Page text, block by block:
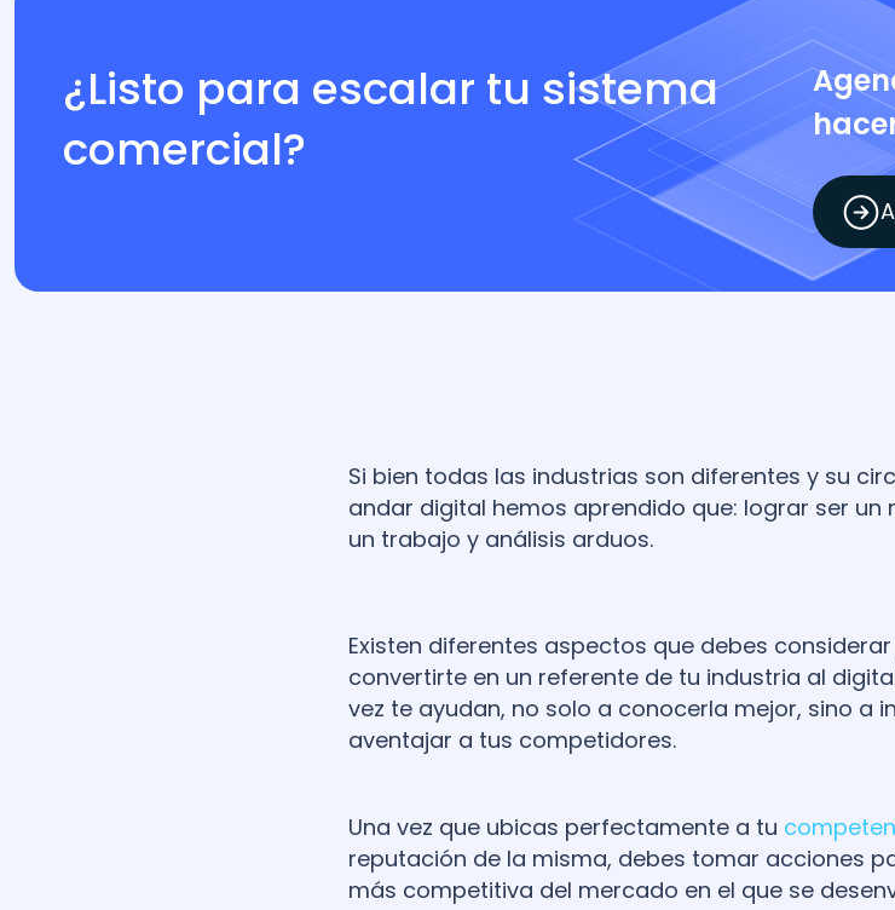
¿Listo para escalar tu sistema
comercial?
Si bien todas las industrias son diferentes y su
andar digital hemos aprendido que: lograr ser un
un trabajo y análisis arduos.
Existen diferentes aspectos que debes
convertirte en un referente de tu industria al
vez te ayudan, no solo a conocerla mejor, sino a
aventajar a tus competidores.
Una vez que ubicas perfectamente a tu
reputación de la misma, debes tomar acciones
más competitiva del mercado en el que se